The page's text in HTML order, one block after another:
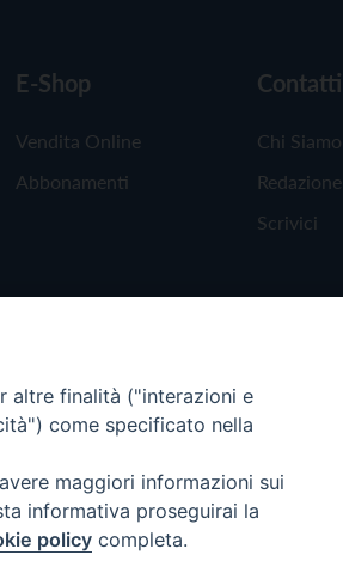
E-Shop
Vendita Online
Abbonamenti
Contatti
Chi Siamo
Redazione
Scrivici
altre finalità ("interazioni e
come specificato nella
maggiori informazioni sui
informativa proseguirai la
policy completa.